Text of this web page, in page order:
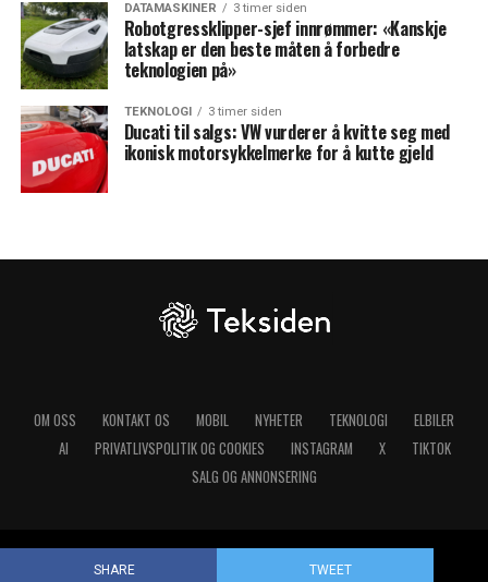
SHARE TWEET
DATAMASKINER 3 timer siden
Robotgressklipper-sjef innrømmer: «Kanskje
latskap er den beste måten å forbedre
teknologien på»
TEKNOLOGI 3 timer siden
Ducati til salgs: VW vurderer å kvitte seg med
ikonisk motorsykkelmerke for å kutte gjeld
OM OSS KONTAKT OS MOBIL NYHETER TEKNOLOGI
ELBILER
AI
PRIVATLIVSPOLITIK OG COOKIES INSTAGRAM X
TIKTOK
SALG OG ANNONSERING
Copyright © 2025 Teksiden.no